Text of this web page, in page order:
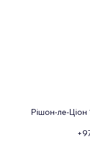
Рішон-ле-Ціон